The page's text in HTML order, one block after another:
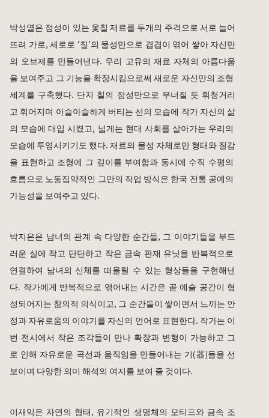
박성열은 점성이 있는 옻칠 재료를 두개의 주걱으로 서로 늘어
뜨려 가로, 세로로 ‘칠’의 물성만으로 겹겹이 엮어 쌓아 자신만
의 오브제를 만들어낸다. 우리 고유의 재료 자체의 아름다움
을 보여주고 그 기능을 확장시킴으로써 새로운 자신만의 조형
세계를 구축했다. 단지 칠의 점성만으로 무너질 듯 휘청거리
고 휘어지며 아슬아슬하게 버티는 선의 모습에 작가 자신의 삶
의 모습에 대입 시켰고, 넓게는 현대 사회를 살아가는 우리의
모습에 투영시키기도 했다. 재료의 물성 자체로만 형태와 질감
을 표현하고 조형에 그 깊이를 부여함과 동시에 수직 수평의
흐름으로 노동집약적인 그만의 작업 방식은 한국 전통 공예의
가능성을 보여주고 있다.
박지은은 남녀의 관계 속 다양한 순간들, 그 이야기들을 부드
러운 실에 작고 단단하고 작은 금속 판재 유닛을 반복적으로
연결하여 남녀의 신체를 떠올릴 수 있는 형상들을 구현해낸
다. 작가에게 반복적으로 엮어내는 시간은 곧 예술 공간이 형
성되어지는 창의적 의식이고, 그 순간들이 쌓이면서 느끼는 안
정과 자유로움의 이야기를 자신의 언어로 표현한다. 작가는 이
번 전시에서 작은 조각들이 만나 확장과 변형이 가능하고 그
로 인해 자유로운 곡선과 움직임을 만들어내는 기(器)들을 선
보이며 다양한 의미 해석의 여지를 보여 줄 것이다.
이재익은 자연의 형태, 유기적인 생명체의 모티프와 금속 조